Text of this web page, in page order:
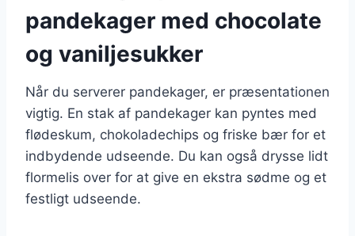
pandekager med chocolate
og vaniljesukker
Når du serverer pandekager, er præsentationen
vigtig. En stak af pandekager kan pyntes med
flødeskum, chokoladechips og friske bær for et
indbydende udseende. Du kan også drysse lidt
flormelis over for at give en ekstra sødme og et
festligt udseende.